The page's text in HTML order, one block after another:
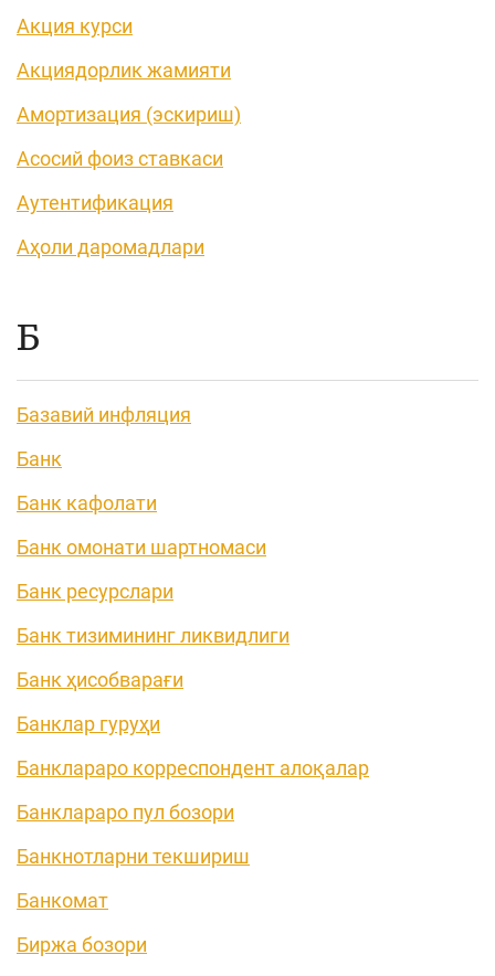
Акция курси
Акциядорлик жамияти
Амортизация (эскириш)
Асосий фоиз ставкаси
Аутентификация
Аҳоли даромадлари
Б
Базавий инфляция
Банк
Банк кафолати
Банк омонати шартномаси
Банк ресурслари
Банк тизимининг ликвидлиги
Банк ҳисобварағи
Банклар гуруҳи
Банклараро корреспондент алоқалар
Банклараро пул бозори
Банкнотларни текшириш
Банкомат
Биржа бозори